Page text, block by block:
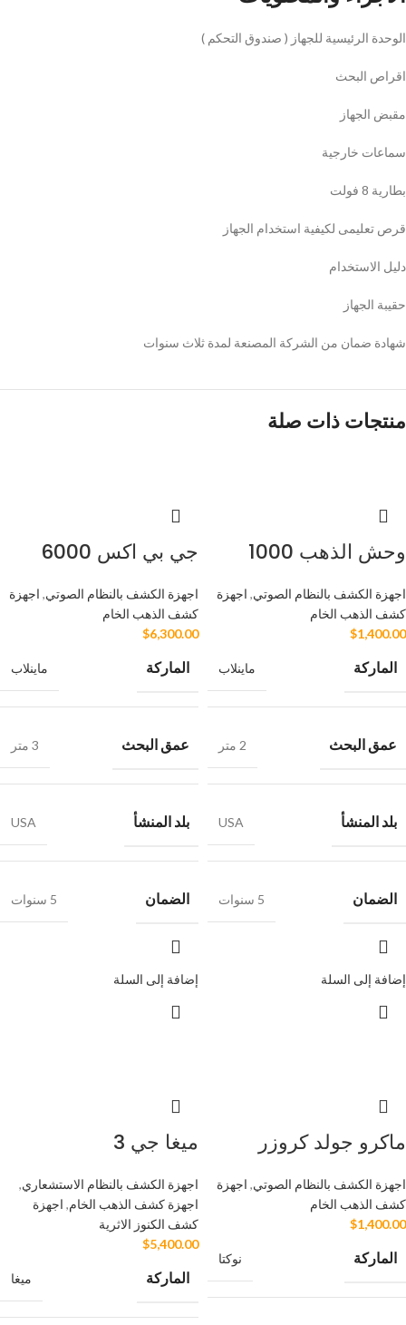
الوحدة الرئيسية للجهاز ( صندوق التحكم )
اقراص البحث
مقبض الجهاز
سماعات خارجية
بطارية 8 فولت
قرص تعليمى لكيفية استخدام الجهاز
دليل الاستخدام
حقيبة الجهاز
شهادة ضمان من الشركة المصنعة لمدة ثلاث سنوات
منتجات ذات صلة
وحش الذهب 1000
اجهزة الكشف بالنظام الصوتي, اجهزة
كشف الذهب الخام
$1,400.00
الماركة ماينلاب
عمق البحث 2 متر
بلد المنشأ USA
الضمان 5 سنوات
إضافة إلى السلة
جي بي اكس 6000
اجهزة الكشف بالنظام الصوتي, اجهزة
كشف الذهب الخام
$6,300.00
الماركة ماينلاب
عمق البحث 3 متر
بلد المنشأ USA
الضمان 5 سنوات
إضافة إلى السلة
ماكرو جولد كروزر
اجهزة الكشف بالنظام الصوتي, اجهزة
كشف الذهب الخام
$1,400.00
الماركة نوكتا
ميغا جي 3
اجهزة الكشف بالنظام الاستشعاري,
اجهزة كشف الذهب الخام, اجهزة
كشف الكنوز الاثرية
$5,400.00
الماركة ميغا